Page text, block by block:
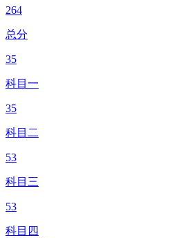
264
总分
35
科目一
35
科目二
53
科目三
53
科目四